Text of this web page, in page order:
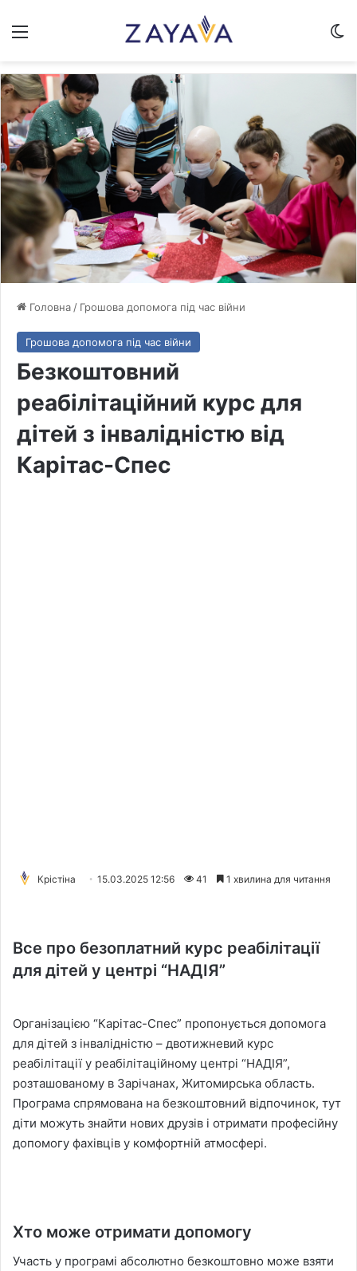
Меню
Головна/ Грошова допомога під час війни
Грошова допомога під час війни
Безкоштовний
реабілітаційний курс для
дітей з інвалідністю від
Карітас-Спес
Крістіна 15.03.2025 12:56 41 1 хвилина для читання
Все про безоплатний курс реабілітації
для дітей у центрі “НАДІЯ”
Організацією “Карітас-Спес” пропонується допомога
для дітей з інвалідністю – двотижневий курс
реабілітації у реабілітаційному центрі “НАДІЯ”,
розташованому в Зарічанах, Житомирська область.
Програма спрямована на безкоштовний відпочинок, тут
діти можуть знайти нових друзів і отримати професійну
допомогу фахівців у комфортній атмосфері.
Хто може отримати допомогу
Участь у програмі абсолютно безкоштовно може взяти